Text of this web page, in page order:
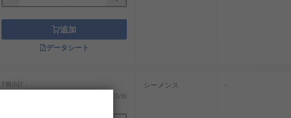
追加
データシート
1個小計：
￥2,061.00/個
シーメンス -